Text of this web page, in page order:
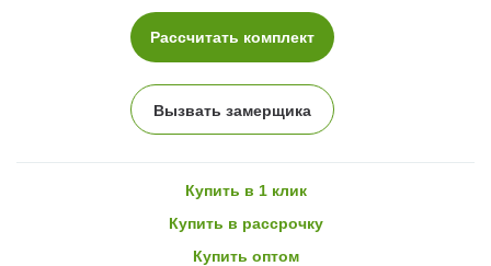
Рассчитать комплект
Вызвать замерщика
Купить в 1 клик
Купить в рассрочку
Купить оптом